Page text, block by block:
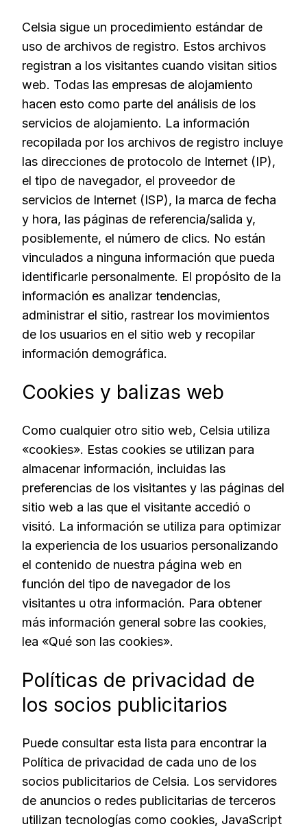
Celsia sigue un procedimiento estándar de
uso de archivos de registro. Estos archivos
registran a los visitantes cuando visitan sitios
web. Todas las empresas de alojamiento
hacen esto como parte del análisis de los
servicios de alojamiento. La información
recopilada por los archivos de registro incluye
las direcciones de protocolo de Internet (IP),
el tipo de navegador, el proveedor de
servicios de Internet (ISP), la marca de fecha
y hora, las páginas de referencia/salida y,
posiblemente, el número de clics. No están
vinculados a ninguna información que pueda
identificarle personalmente. El propósito de la
información es analizar tendencias,
administrar el sitio, rastrear los movimientos
de los usuarios en el sitio web y recopilar
información demográfica.
Cookies y balizas web
Como cualquier otro sitio web, Celsia utiliza
«cookies». Estas cookies se utilizan para
almacenar información, incluidas las
preferencias de los visitantes y las páginas del
sitio web a las que el visitante accedió o
visitó. La información se utiliza para optimizar
la experiencia de los usuarios personalizando
el contenido de nuestra página web en
función del tipo de navegador de los
visitantes u otra información. Para obtener
más información general sobre las cookies,
lea «Qué son las cookies».
Políticas de privacidad de
los socios publicitarios
Puede consultar esta lista para encontrar la
Política de privacidad de cada uno de los
socios publicitarios de Celsia. Los servidores
de anuncios o redes publicitarias de terceros
utilizan tecnologías como cookies, JavaScript